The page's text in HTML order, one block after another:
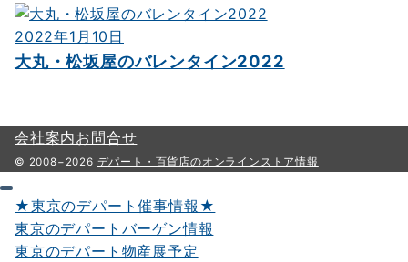
2022年1月10日
大丸・松坂屋のバレンタイン2022
会社案内お問合せ
© 2008−2026 デパート・百貨店のオンラインストア情報
★東京のデパート催事情報★
東京のデパートバーゲン情報
東京のデパート物産展予定